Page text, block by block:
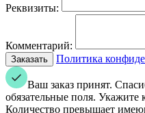
Реквизиты:
Комментарий:
Политика
Ваш заказ принят.
обязательные поля. Укажите
Количество превышает